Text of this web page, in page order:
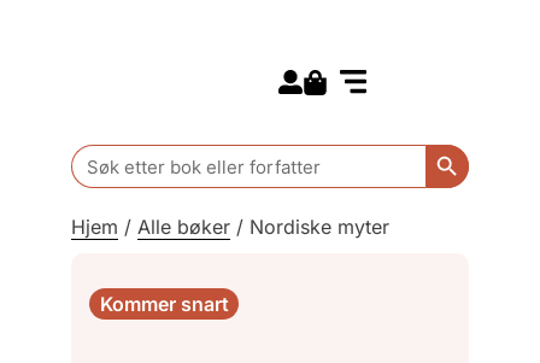
Search
for:
Search
Hjem / Alle bøker / Nordiske myter
Kommer snart